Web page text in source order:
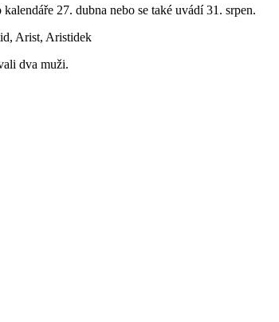
27. dubna nebo se také uvádí 31. srpen.
Arist, Aristidek
dva muži.